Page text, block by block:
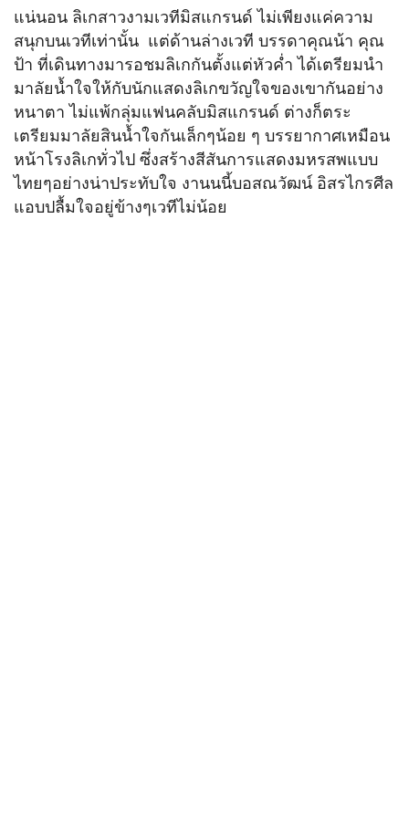
แน่นอน ลิเกสาวงามเวทีมิสแกรนด์ ไม่เพียงแค่ความ
สนุกบนเวทีเท่านั้น แต่ด้านล่างเวที บรรดาคุณน้า คุณ
ป้า ที่เดินทางมารอชมลิเกกันตั้งแต่หัวค่ำ ได้เตรียมนำ
มาลัยน้ำใจให้กับนักแสดงลิเกขวัญใจของเขากันอย่าง
หนาตา ไม่แพ้กลุ่มแฟนคลับมิสแกรนด์ ต่างก็ตระ
เตรียมมาลัยสินน้ำใจกันเล็กๆน้อย ๆ บรรยากาศเหมือน
หน้าโรงลิเกทั่วไป ซึ่งสร้างสีสันการแสดงมหรสพแบบ
ไทยๆอย่างน่าประทับใจ งานนนี้บอสณวัฒน์ อิสรไกรศีล
แอบปลื้มใจอยู่ข้างๆเวทีไม่น้อย